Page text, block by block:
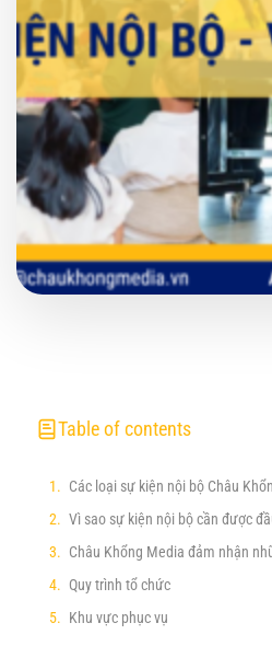
Table of contents
Các loại sự kiện nội bộ Châu
Vì sao sự kiện nội bộ cần được
Châu Khổng Media đảm nhận
Quy trình tổ chức
Khu vực phục vụ